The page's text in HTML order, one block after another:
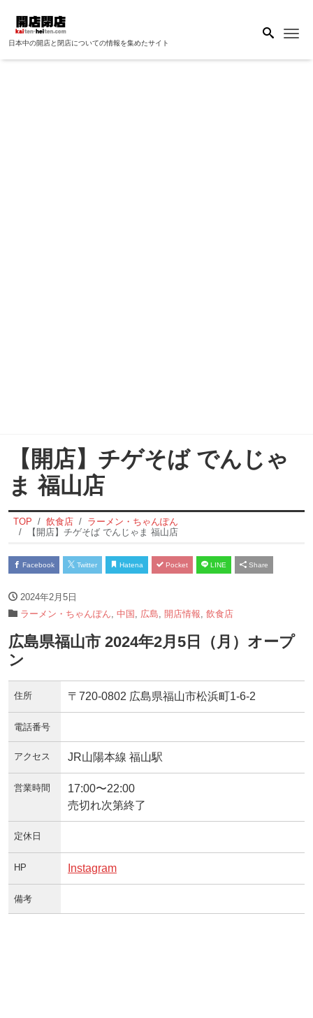
日本中の開店と閉店についての情報を集めたサイト
【開店】チゲそば でんじゃ
ま 福山店
TOP 飲食店
ラーメン・ちゃんぽん
【開店】チゲそば でんじゃま 福山店
Facebook Twitter Hatena Pocket LINE Share
2024年2月5日
ラーメン・ちゃんぽん 中国 広島 開店情報 飲食店
広島県福山市 2024年2月5日（月）オープ
ン
住所 〒720-0802 広島県福山市松浜町1-6-2
電話番号
アクセス JR山陽本線 福山駅
営業時間
17:00〜22:00
売切れ次第終了
定休日
HP Instagram
備考